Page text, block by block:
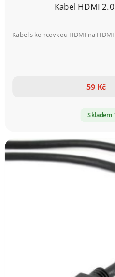
Kabel HDMI
Kabel s koncovkou HDMI na
59 Kč
Skladem